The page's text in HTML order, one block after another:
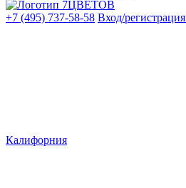
+7 (495) 737-58-58 Вход/регистрация
Калифорния